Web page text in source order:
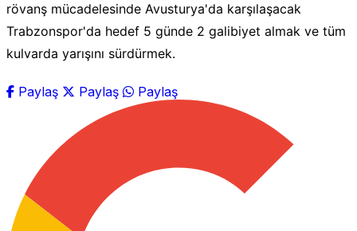
rövanş mücadelesinde Avusturya'da karşılaşacak
Trabzonspor'da hedef 5 günde 2 galibiyet almak ve tüm
kulvarda yarışını sürdürmek.
Paylaş Paylaş Paylaş